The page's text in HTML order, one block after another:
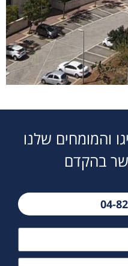
והמומחים שלנו
בהקדם
04-